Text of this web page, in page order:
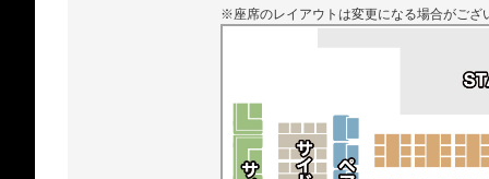
※座席のレイアウトは変更になる場合がござ